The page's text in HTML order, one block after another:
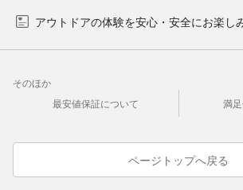
アウトドアの体験を安心・安全にお楽し
そのほか
最安値保証について
満
ページトップへ戻る